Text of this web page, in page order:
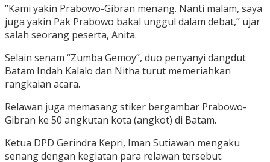
“Kami yakin Prabowo-Gibran menang. Nanti malam, saya
juga yakin Pak Prabowo bakal unggul dalam debat,” ujar
salah seorang peserta, Anita.
Selain senam “Zumba Gemoy”, duo penyanyi dangdut
Batam Indah Kalalo dan Nitha turut memeriahkan
rangkaian acara.
Relawan juga memasang stiker bergambar Prabowo-
Gibran ke 50 angkutan kota (angkot) di Batam.
Ketua DPD Gerindra Kepri, Iman Sutiawan mengaku
senang dengan kegiatan para relawan tersebut.